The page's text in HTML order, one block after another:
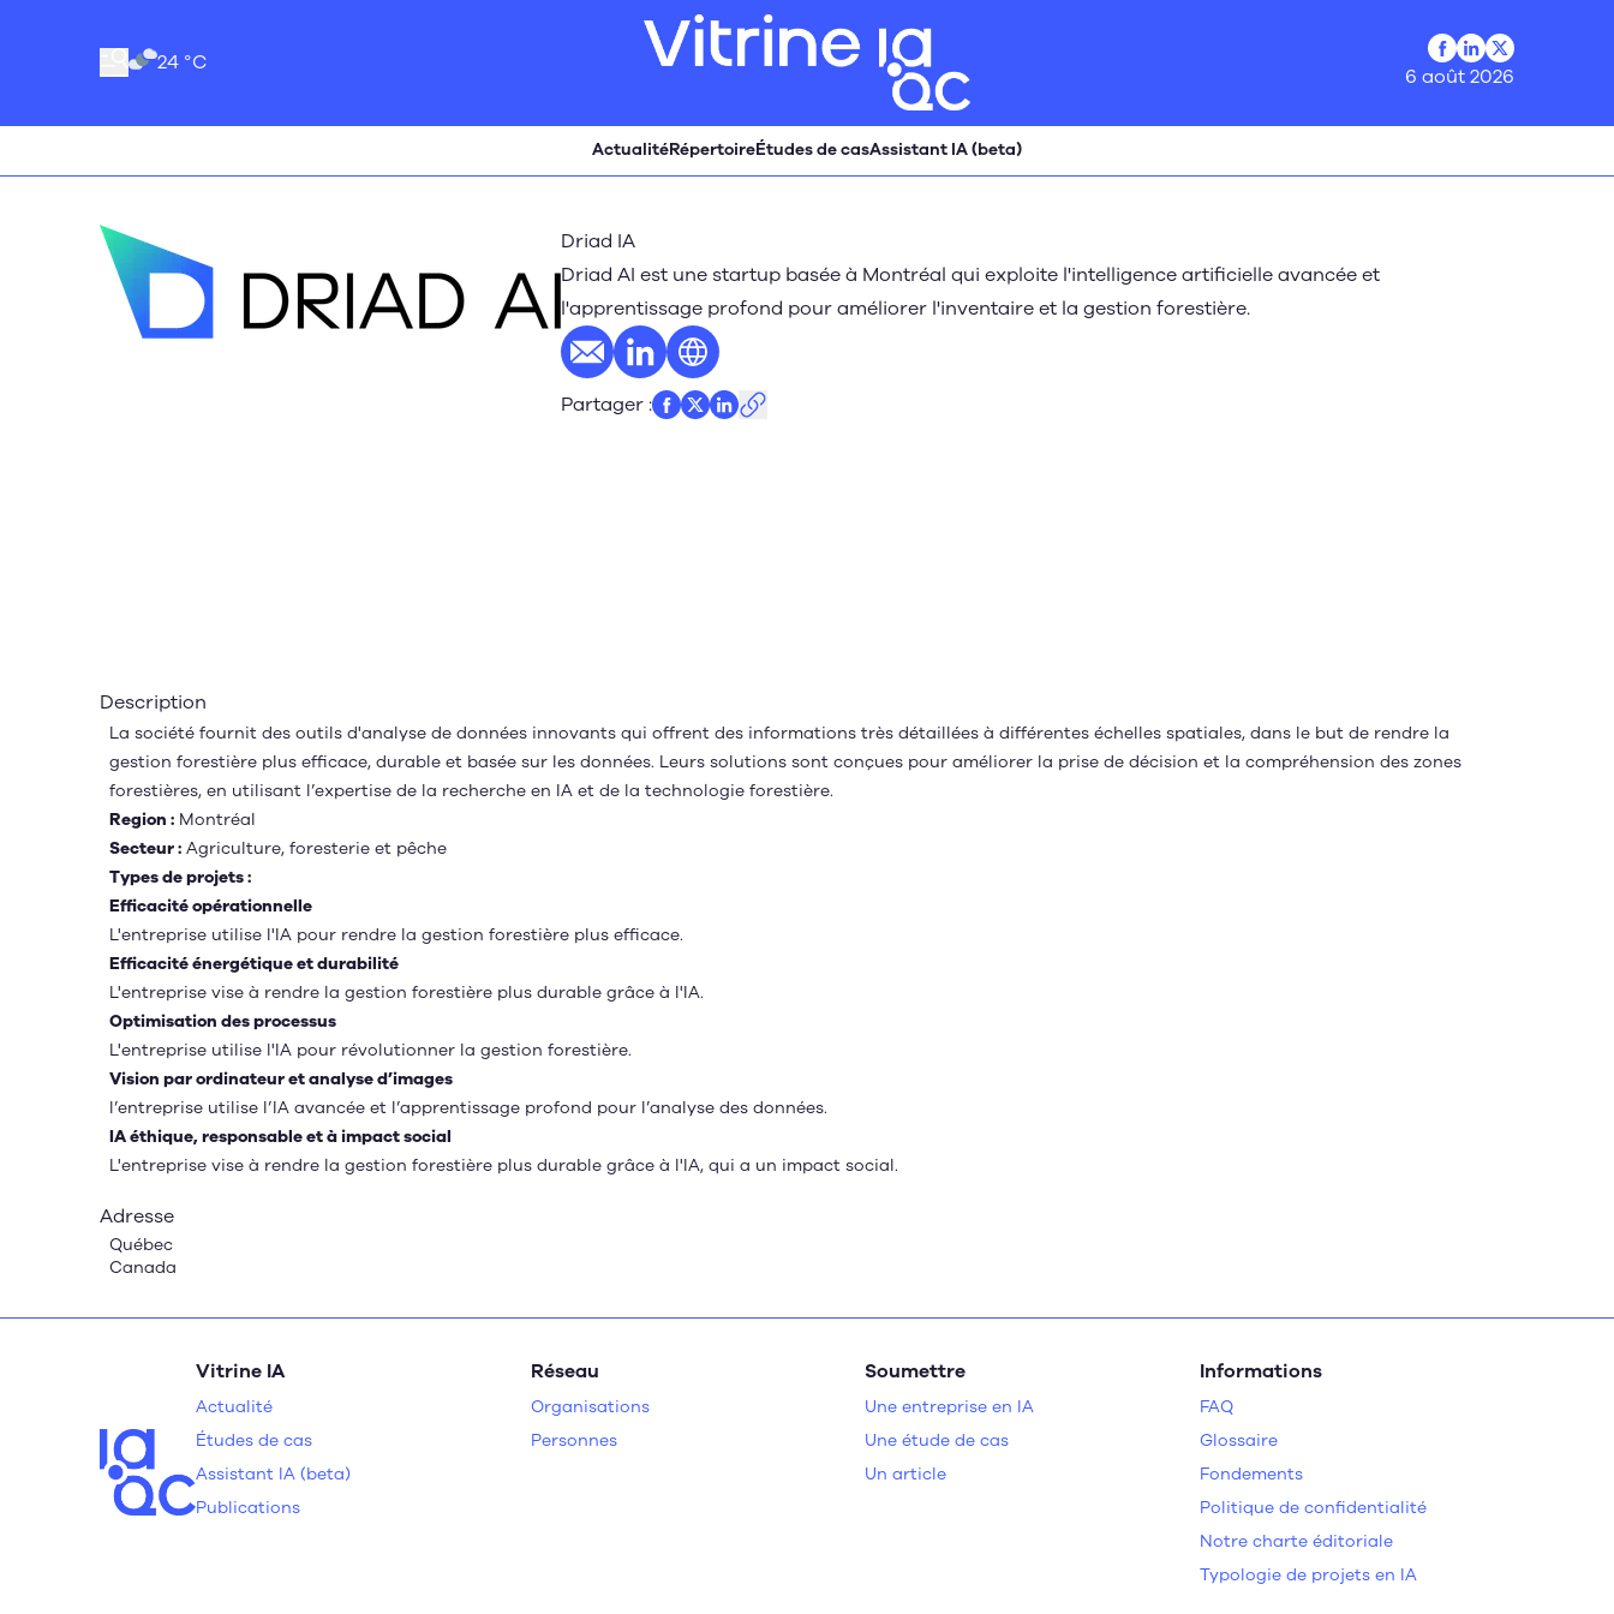
24 °C
Profil Facebook
Profil LinkedIn
Profil Twitter
6 août 2026
ActualitéRépertoireÉtudes de casAssistant IA (beta)
Driad IA
Driad AI est une startup basée à Montréal qui exploite l'intelligence artificielle avancée et
l'apprentissage profond pour améliorer l'inventaire et la gestion forestière.
E-mailProfil LinkedIn
Site web
Partager :
Description
La société fournit des outils d'analyse de données innovants qui offrent des informations très détaillées à différentes échelles spatiales, dans le but de rendre la
gestion forestière plus efficace, durable et basée sur les données. Leurs solutions sont conçues pour améliorer la prise de décision et la compréhension des zones
forestières, en utilisant l’expertise de la recherche en IA et de la technologie forestière.
Region : Montréal
Secteur : Agriculture, foresterie et pêche
Types de projets :
Efficacité opérationnelle
L'entreprise utilise l'IA pour rendre la gestion forestière plus efficace.
Efficacité énergétique et durabilité
L'entreprise vise à rendre la gestion forestière plus durable grâce à l'IA.
Optimisation des processus
L'entreprise utilise l'IA pour révolutionner la gestion forestière.
Vision par ordinateur et analyse d’images
l’entreprise utilise l’IA avancée et l’apprentissage profond pour l’analyse des données.
IA éthique, responsable et à impact social
L'entreprise vise à rendre la gestion forestière plus durable grâce à l'IA, qui a un impact social.
Adresse
Québec
Canada
Vitrine IA
Actualité
Études de cas
Assistant IA (beta)
Publications
Réseau
Organisations
Personnes
Soumettre
Une entreprise en IA
Une étude de cas
Un article
Informations
FAQ
Glossaire
Fondements
Politique de confidentialité
Notre charte éditoriale
Typologie de projets en IA